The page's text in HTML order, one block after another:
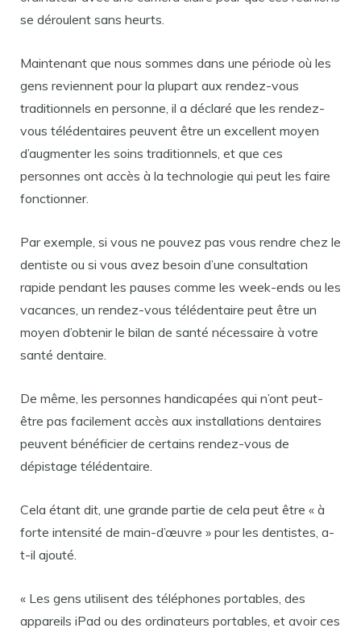
se déroulent sans heurts.
Maintenant que nous sommes dans une période où les
gens reviennent pour la plupart aux rendez-vous
traditionnels en personne, il a déclaré que les rendez-
vous télédentaires peuvent être un excellent moyen
d’augmenter les soins traditionnels, et que ces
personnes ont accès à la technologie qui peut les faire
fonctionner.
Par exemple, si vous ne pouvez pas vous rendre chez le
dentiste ou si vous avez besoin d’une consultation
rapide pendant les pauses comme les week-ends ou les
vacances, un rendez-vous télédentaire peut être un
moyen d’obtenir le bilan de santé nécessaire à votre
santé dentaire.
De même, les personnes handicapées qui n’ont peut-
être pas facilement accès aux installations dentaires
peuvent bénéficier de certains rendez-vous de
dépistage télédentaire.
Cela étant dit, une grande partie de cela peut être « à
forte intensité de main-d’œuvre » pour les dentistes, a-
t-il ajouté.
« Les gens utilisent des téléphones portables, des
appareils iPad ou des ordinateurs portables, et avoir ces